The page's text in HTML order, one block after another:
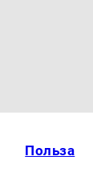
Польза